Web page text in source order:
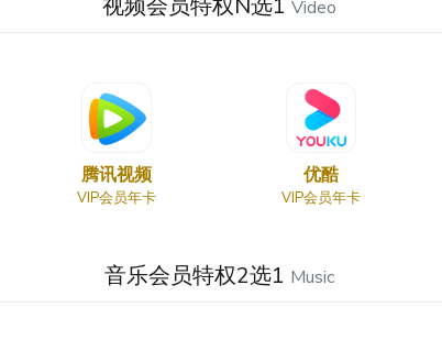
视频会员特权N选1 Video
腾讯视频
VIP会员年卡
优酷
VIP会员年卡
音乐会员特权2选1 Music